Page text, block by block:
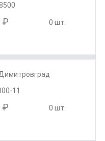
₽ 0 шт.
11
₽ 0 шт.